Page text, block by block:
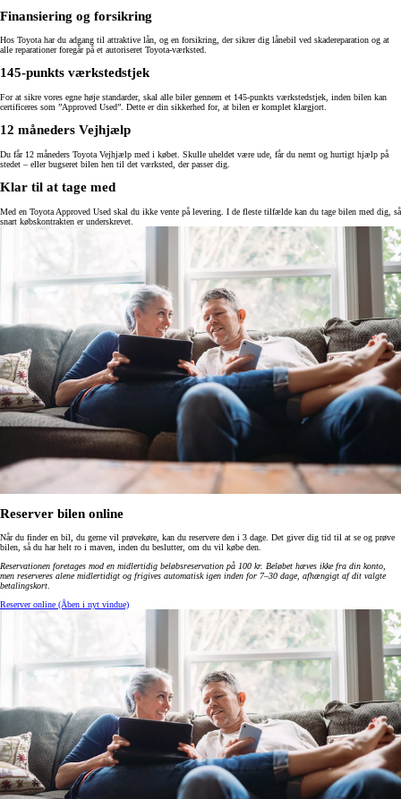
Finansiering og forsikring
Hos Toyota har du adgang til attraktive lån, og en forsikring, der sikrer dig lånebil ved skadereparation og at
alle reparationer foregår på et autoriseret Toyota-værksted.
145-punkts værkstedstjek
For at sikre vores egne høje standarder, skal alle biler gennem et 145-punkts værkstedstjek, inden bilen kan
certificeres som ”Approved Used”. Dette er din sikkerhed for, at bilen er komplet klargjort.
12 måneders Vejhjælp
Du får 12 måneders Toyota Vejhjælp med i købet. Skulle uheldet være ude, får du nemt og hurtigt hjælp på
stedet – eller bugseret bilen hen til det værksted, der passer dig.
Klar til at tage med
Med en Toyota Approved Used skal du ikke vente på levering. I de fleste tilfælde kan du tage bilen med dig, så
snart købskontrakten er underskrevet.
Reserver bilen online
Når du finder en bil, du gerne vil prøvekøre, kan du reservere den i 3 dage. Det giver dig tid til at se og prøve
bilen, så du har helt ro i maven, inden du beslutter, om du vil købe den.
Reservationen foretages mod en midlertidig beløbsreservation på 100 kr. Beløbet hæves ikke fra din konto,
men reserveres alene midlertidigt og frigives automatisk igen inden for 7–30 dage, afhængigt af dit valgte
betalingskort.
Reserver online (Åben i nyt vindue)